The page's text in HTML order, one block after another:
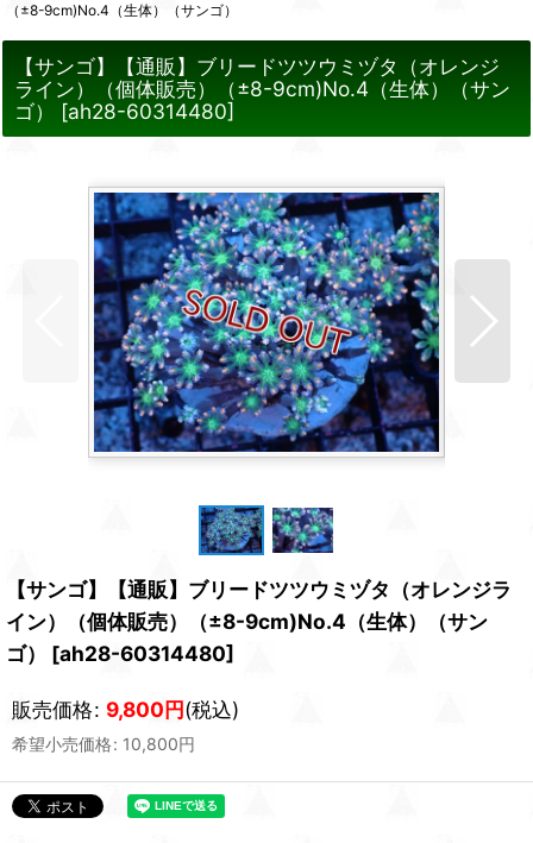
（±8-9cm)No.4（生体）（サンゴ）
【サンゴ】【通販】ブリードツツウミヅタ（オレンジ
ライン）（個体販売）（±8-9cm)No.4（生体）（サン
ゴ）
[ah28-60314480]
【サンゴ】【通販】ブリードツツウミヅタ（オレンジラ
イン）（個体販売）（±8-9cm)No.4（生体）（サン
ゴ）
[ah28-60314480]
販売価格: 9,800円(税込)
希望小売価格: 10,800円